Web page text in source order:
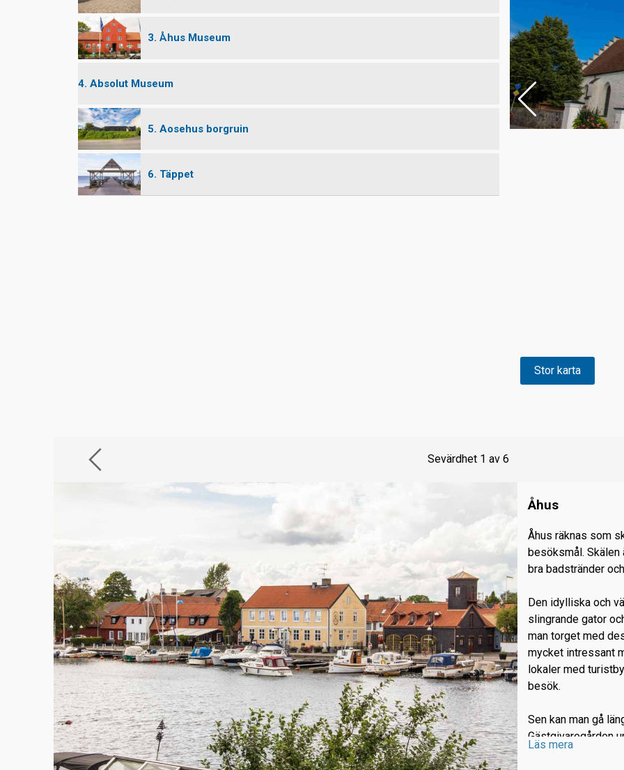
3. Åhus Museum
4. Absolut Museum
5. Aosehus borgruin
6. Täppet
Stor karta
Sevärdhet 1 av 6
Åhus
Åhus räknas som
besöksmål.
bra badstränder
Den idylliska och
slingrande gator
man torget med
mycket intressant
lokaler med
besök.
Sen kan man gå
Gästgivaregården
Läs mera